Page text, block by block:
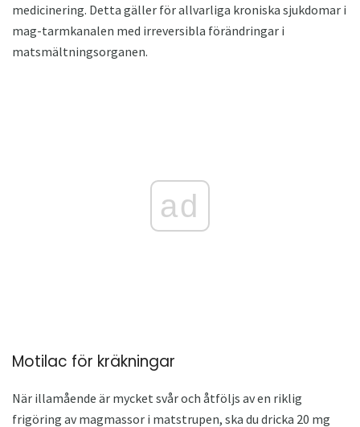
medicinering. Detta gäller för allvarliga kroniska sjukdomar i
mag-tarmkanalen med irreversibla förändringar i
matsmältningsorganen.
ad
Motilac för kräkningar
När illamående är mycket svår och åtföljs av en riklig
frigöring av magmassor i matstrupen, ska du dricka 20 mg